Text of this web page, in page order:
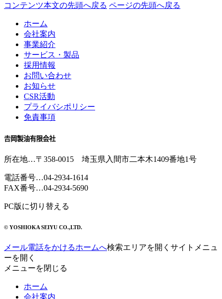
コンテンツ本文の先頭へ戻る ページの先頭へ戻る
ホーム
会社案内
事業紹介
サービス・製品
採用情報
お問い合わせ
お知らせ
CSR活動
プライバシポリシー
免責事項
𠮷岡製油有限会社
所在地…〒358-0015 埼玉県入間市二本木1409番地1号
電話番号…04-2934-1614
FAX番号…04-2934-5690
PC版に切り替える
© YOSHIOKA SEIYU CO.,LTD.
メール電話をかけるホームへ検索エリアを開く サイトメニュ
ーを開く
メニューを閉じる
ホーム
会社案内